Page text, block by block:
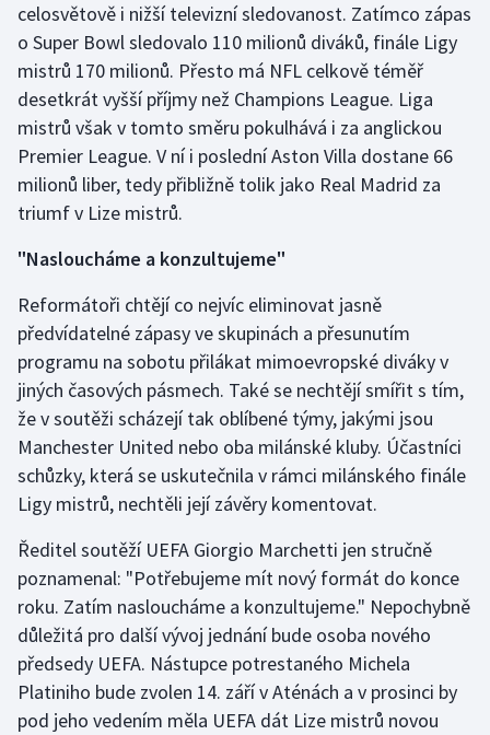
Motorsport
Olympijské hry
Parasport
Plavání
Plážový volejbal
Ragby
Rychlobruslení
Rychlostní kanoistika
Short track
Sportovní střelba
Stolní tenis
Triatlon
Veslování
Vodní slalom
celosvětově i nižší televizní sledovanost. Zatímco zápas
o Super Bowl sledovalo 110 milionů diváků, finále Ligy
mistrů 170 milionů. Přesto má NFL celkově téměř
desetkrát vyšší příjmy než Champions League. Liga
mistrů však v tomto směru pokulhává i za anglickou
Premier League. V ní i poslední Aston Villa dostane 66
milionů liber, tedy přibližně tolik jako Real Madrid za
triumf v Lize mistrů.
"Nasloucháme a konzultujeme"
Reformátoři chtějí co nejvíc eliminovat jasně
předvídatelné zápasy ve skupinách a přesunutím
programu na sobotu přilákat mimoevropské diváky v
jiných časových pásmech. Také se nechtějí smířit s tím,
že v soutěži scházejí tak oblíbené týmy, jakými jsou
Manchester United nebo oba milánské kluby. Účastníci
schůzky, která se uskutečnila v rámci milánského finále
Ligy mistrů, nechtěli její závěry komentovat.
Ředitel soutěží UEFA Giorgio Marchetti jen stručně
poznamenal: "Potřebujeme mít nový formát do konce
roku. Zatím nasloucháme a konzultujeme." Nepochybně
důležitá pro další vývoj jednání bude osoba nového
předsedy UEFA. Nástupce potrestaného Michela
Platiniho bude zvolen 14. září v Aténách a v prosinci by
pod jeho vedením měla UEFA dát Lize mistrů novou